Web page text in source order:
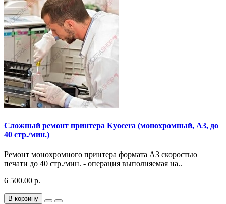
Сложный ремонт принтера Kyocera (монохромный, A3, до
40 стр./мин.)
Ремонт монохромного принтера формата A3 скоростью
печати до 40 стр./мин. - операция выполняемая на..
6 500.00 р.
В корзину